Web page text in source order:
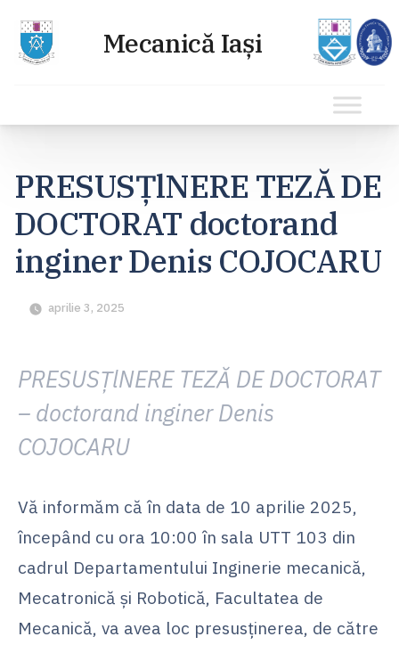
conținut
PRESUSŢlNERE TEZĂ DE
DOCTORAT doctorand
inginer Denis COJOCARU
aprilie 3, 2025
PRESUSŢlNERE TEZĂ DE DOCTORAT
– doctorand inginer Denis
COJOCARU
Vă informăm că în data de 10 aprilie 2025,
începând cu ora 10:00 în sala UTT 103 din
cadrul Departamentului Inginerie mecanică,
Mecatronică şi Robotică, Facultatea de
Mecanică, va avea loc presusținerea, de către